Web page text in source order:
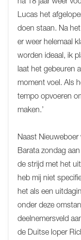
Lucas het
doen staan. Na
er weer helemaal
worden ideaal, ik
laat het gebeuren
moment voel. Als
tempo opvoeren
maken.’
Naast
Barata zondag
de strijd met het
heb mij niet
het als een
onder deze
deelnemersveld
de Duitse loper